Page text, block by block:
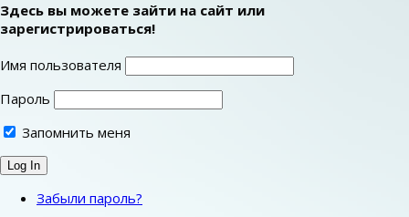
Здесь вы можете зайти на сайт или
зарегистрироваться!
Имя пользователя
Пароль
Запомнить меня
Забыли пароль?